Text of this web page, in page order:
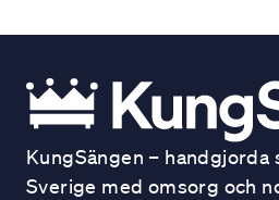
KungSängen – handgjorda
Sverige med omsorg och